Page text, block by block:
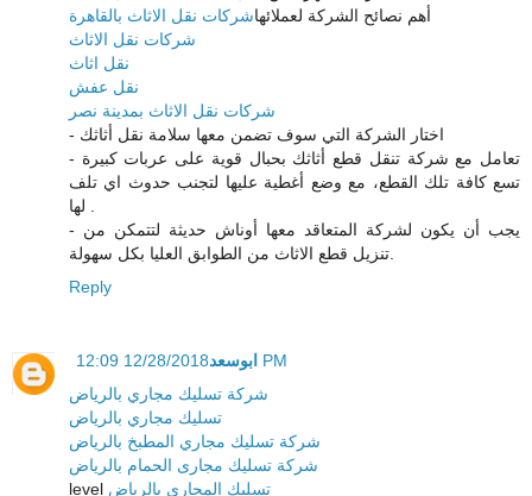
أهم نصائح الشركة لعملائهاشركات نقل الاثاث بالقاهرة
شركات نقل الاثاث
نقل اثاث
نقل عفش
شركات نقل الاثاث بمدينة نصر
- اختار الشركة التي سوف تضمن معها سلامة نقل أثاثك
- تعامل مع شركة تنقل قطع أثاثك بحبال قوية على عربات كبيرة
تسع كافة تلك القطع، مع وضع أغطية عليها لتجنب حدوث اي تلف
- يجب أن يكون لشركة المتعاقد معها أوناش حديثة لتتمكن من
Reply
ابوسعد 12/28/2018 12:09 PM
شركة تسليك مجاري بالرياض
تسليك مجاري بالرياض
شركة تسليك مجاري المطبخ بالرياض
شركة تسليك مجارى الحمام بالرياض
level تسليك المجاري بالرياض